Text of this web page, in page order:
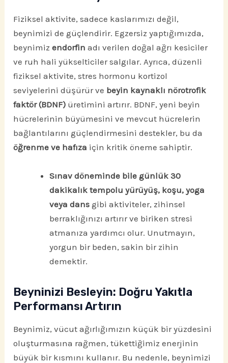
Fiziksel aktivite, sadece kaslarımızı değil,
beynimizi de güçlendirir. Egzersiz yaptığımızda,
beynimizendorfin adı verilen doğal ağrı kesiciler
ve ruh hali yükselticiler salgılar. Ayrıca, düzenli
fiziksel aktivite, stres hormonu kortizol
seviyelerini düşürür ve beyin kaynaklı nörotrofik
faktör (BDNF) üretimini artırır. BDNF, yeni beyin
hücrelerinin büyümesini ve mevcut hücrelerin
bağlantılarını güçlendirmesini destekler, bu da
öğrenme ve hafıza için kritik öneme sahiptir.
Sınav döneminde bile günlük 30
dakikalık tempolu yürüyüş, koşu, yoga
veya dans gibi aktiviteler, zihinsel
berraklığınızı artırır ve biriken stresi
atmanıza yardımcı olur. Unutmayın,
yorgun bir beden, sakin bir zihin
demektir.
Beyninizi Besleyin: Doğru Yakıtla
Performansı Artırın
Beynimiz, vücut ağırlığımızın küçük bir yüzdesini
oluşturmasına rağmen, tükettiğimiz enerjinin
büyük bir kısmını kullanır. Bu nedenle, beynimizi